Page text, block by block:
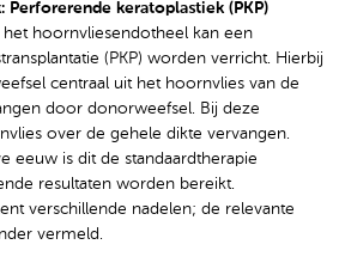
Perforerende keratoplastiek (PKP)
hoornvliesendotheel kan een
(PKP) worden verricht. Hierbij
centraal uit het hoornvlies van de
door donorweefsel. Bij deze
over de gehele dikte vervangen.
eeuw is dit de standaardtherapie
resultaten worden bereikt.
verschillende nadelen; de relevante
vermeld.